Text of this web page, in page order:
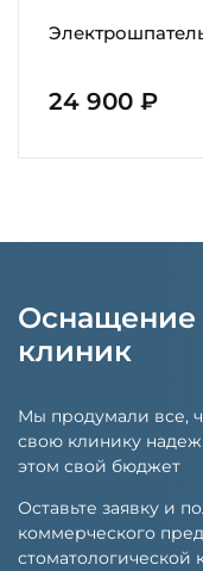
24 900 ₽
Оснащение
клиник
Мы продумали все,
свою клинику
этом свой бюджет
Оставьте заявку и
коммерческого
стоматологической